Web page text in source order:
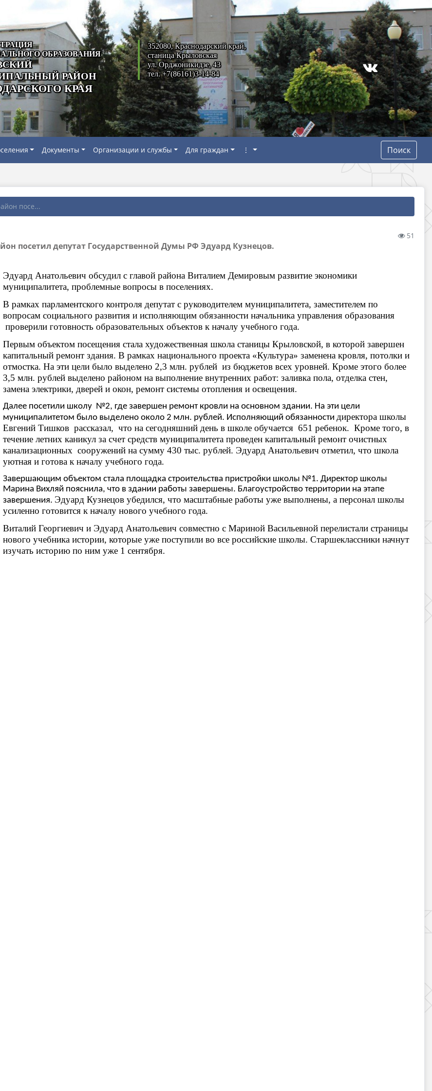
ОБРАЗОВАНИЯ
РАЙОН
КРАЯ
352080, Краснодарский край,
станица Крыловская
ул. Орджоникидзе, 43
тел. +7(86161)3-14-84
Документы Организации и службы Для граждан ⋮ Поиск
посе...
51
посетил депутат Государственной Думы РФ Эдуард Кузнецов.
Эдуард Анатольевич обсудил с главой района Виталием Демировым развитие экономики
муниципалитета, проблемные вопросы в поселениях.
В рамках парламентского контроля депутат с руководителем муниципалитета, заместителем по
вопросам социального развития и исполняющим обязанности начальника управления образования
проверили готовность образовательных объектов к началу учебного года.
Первым объектом посещения стала художественная школа станицы Крыловской, в которой завершен
капитальный ремонт здания. В рамках национального проекта «Культура» заменена кровля, потолки и
отмостка. На эти цели было выделено 2,3 млн. рублей из бюджетов всех уровней. Кроме этого более
3,5 млн. рублей выделено районом на выполнение внутренних работ: заливка пола, отделка стен,
замена электрики, дверей и окон, ремонт системы отопления и освещения.
Далее посетили школу №2, где завершен ремонт кровли на основном здании. На эти цели
муниципалитетом было выделено около 2 млн. рублей. Исполняющий обязанности директора школы
Евгений Тишков рассказал, что на сегодняшний день в школе обучается 651 ребенок. Кроме того, в
течение летних каникул за счет средств муниципалитета проведен капитальный ремонт очистных
канализационных сооружений на сумму 430 тыс. рублей. Эдуард Анатольевич отметил, что школа
уютная и готова к началу учебного года.
Завершающим объектом стала площадка строительства пристройки школы №1. Директор школы
Марина Вихляй пояснила, что в здании работы завершены. Благоустройство территории на этапе
завершения. Эдуард Кузнецов убедился, что масштабные работы уже выполнены, а персонал школы
усиленно готовится к началу нового учебного года.
Виталий Георгиевич и Эдуард Анатольевич совместно с Мариной Васильевной перелистали страницы
нового учебника истории, которые уже поступили во все российские школы. Старшеклассники начнут
изучать историю по ним уже 1 сентября.